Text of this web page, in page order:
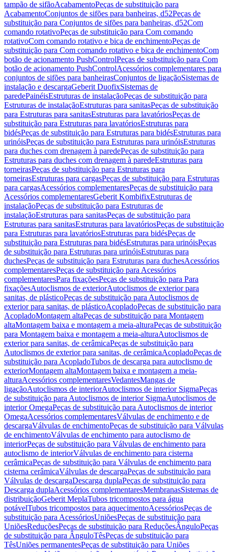
tampão de sifãoAcabamentoPeças de substituição para
AcabamentoConjuntos de sifões para banheiras, d52Peças de
substituição para Conjuntos de sifões para banheiras, d52Com
comando rotativoPeças de substituição para Com comando
rotativoCom comando rotativo e bica de enchimentoPeças de
substituição para Com comando rotativo e bica de enchimentoCom
botão de acionamento PushControlPeças de substituição para Com
botão de acionamento PushControlAcessórios complementares para
conjuntos de sifões para banheirasConjuntos de ligaçãoSistemas de
instalação e descargaGeberit DuofixSistemas de
paredePainéisEstruturas de instalaçãoPeças de substituição para
Estruturas de instalaçãoEstruturas para sanitasPeças de substituição
para Estruturas para sanitasEstruturas para lavatóriosPeças de
substituição para Estruturas para lavatóriosEstruturas para
bidésPeças de substituição para Estruturas para bidésEstruturas para
urinóisPeças de substituição para Estruturas para urinóisEstruturas
para duches com drenagem à paredePeças de substituição para
Estruturas para duches com drenagem à paredeEstruturas para
torneirasPeças de substituição para Estruturas para
torneirasEstruturas para cargasPeças de substituição para Estruturas
para cargasAcessórios complementaresPeças de substituição para
Acessórios complementaresGeberit KombifixEstruturas de
instalaçãoPeças de substituição para Estruturas de
instalaçãoEstruturas para sanitasPeças de substituição para
Estruturas para sanitasEstruturas para lavatóriosPeças de substituição
para Estruturas para lavatóriosEstruturas para bidésPeças de
substituição para Estruturas para bidésEstruturas para urinóisPeças
de substituição para Estruturas para urinóisEstruturas para
duchesPeças de substituição para Estruturas para duchesAcessórios
complementaresPeças de substituição para Acessórios
complementaresPara fixaçõesPeças de substituição para Para
fixaçõesAutoclismos de exteriorAutoclismos de exterior para
sanitas, de plásticoPeças de substituição para Autoclismos de
exterior para sanitas, de plásticoAcopladoPeças de substituição para
AcopladoMontagem altaPeças de substituição para Montagem
altaMontagem baixa e montagem a meia-alturaPeças de substituição
para Montagem baixa e montagem a meia-alturaAutoclismos de
exterior para sanitas, de cerâmicaPeças de substituição para
Autoclismos de exterior para sanitas, de cerâmicaAcopladoPeças de
substituição para AcopladoTubos de descarga para autoclismo de
exteriorMontagem altaMontagem baixa e montagem a meia-
alturaAcessórios complementaresVedantesMangas de
ligaçãoAutoclismos de interiorAutoclismos de interior SigmaPeças
de substituição para Autoclismos de interior SigmaAutoclismos de
interior OmegaPeças de substituição para Autoclismos de interior
OmegaAcessórios complementaresVálvulas de enchimento e de
descargaVálvulas de enchimentoPeças de substituição para Válvulas
de enchimentoVálvulas de enchimento para autoclismo de
interiorPeças de substituição para Válvulas de enchimento para
autoclismo de interiorVálvulas de enchimento para cisterna
cerâmicaPeças de substituição para Válvulas de enchimento para
cisterna cerâmicaVálvulas de descargaPeças de substituição para
Válvulas de descargaDescarga duplaPeças de substituição para
Descarga duplaAcessórios complementaresMembranasSistemas de
distribuiçãoGeberit MeplaTubos tricompostos para água
potávelTubos tricompostos para aquecimentoAcessóriosPeças de
substituição para AcessóriosUniõesPeças de substituição para
UniõesReduçõesPeças de substituição para ReduçõesÂnguloPeças
de substituição para ÂnguloTêsPeças de substituição para
TêsUniões permanentesPeças de substituição para Uniões